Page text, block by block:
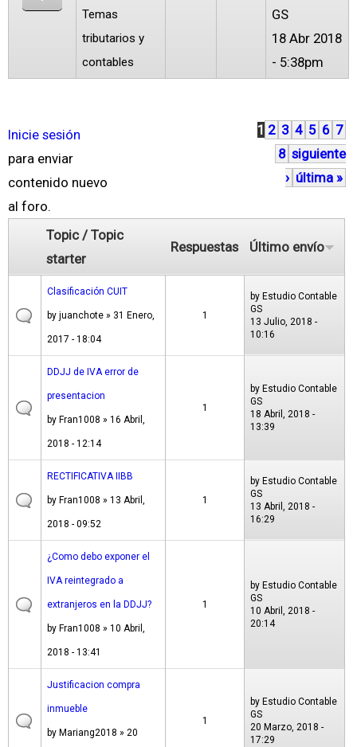
Temas
tributarios y
contables
GS
18 Abr 2018
- 5:38pm
Inicie sesión
para enviar
contenido nuevo
al foro.
P
á
g
i
s
1 2 3 4 5 6 7
8 siguiente
› última »
Topic / Topic
starter
Respuestas Último envío
Clasificación CUIT
by juanchote » 31 Enero,
2017 - 18:04
1
by Estudio Contable
GS
13 Julio, 2018 -
10:16
DDJJ de IVA error de
presentacion
by Fran1008 » 16 Abril,
2018 - 12:14
1
by Estudio Contable
GS
18 Abril, 2018 -
13:39
RECTIFICATIVA IIBB
by Fran1008 » 13 Abril,
2018 - 09:52
1
by Estudio Contable
GS
13 Abril, 2018 -
16:29
¿Como debo exponer el
IVA reintegrado a
extranjeros en la DDJJ?
by Fran1008 » 10 Abril,
2018 - 13:41
1
by Estudio Contable
GS
10 Abril, 2018 -
20:14
Justificacion compra
inmueble
by Mariang2018 » 20
1
by Estudio Contable
GS
20 Marzo, 2018 -
17:29